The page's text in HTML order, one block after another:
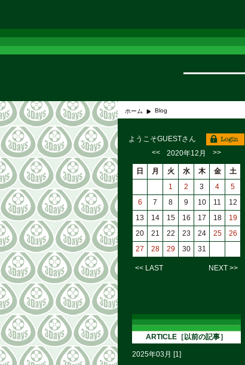
ホーム Blog
ようこそGUESTさん
<<
2020年12月 >>
日 月 火 水 木 金
土
1
2 3 4
5
6
7 8 9 10 11
12
13
14 15 16 17 18
19
20
21 22 23 24 25
26
27
28 29 30 31
<< LAST NEXT >>
ARTICLE［以前の記事］
2025年03月 [1]